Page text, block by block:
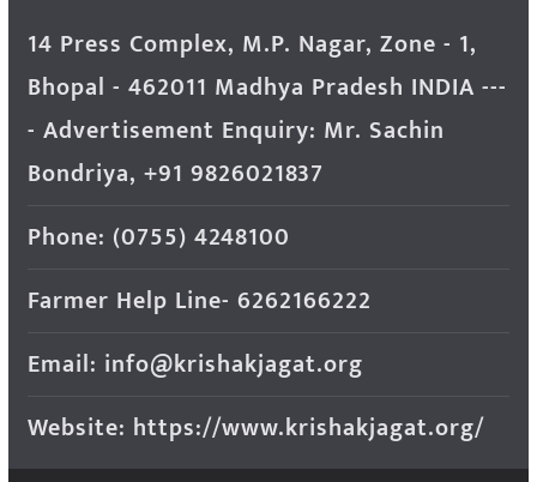
14 Press Complex, M.P. Nagar, Zone - 1,
Bhopal - 462011 Madhya Pradesh INDIA ---
- Advertisement Enquiry: Mr. Sachin
Bondriya, +91 9826021837
Phone: (0755) 4248100
Farmer Help Line- 6262166222
Email: info@krishakjagat.org
Website: https://www.krishakjagat.org/